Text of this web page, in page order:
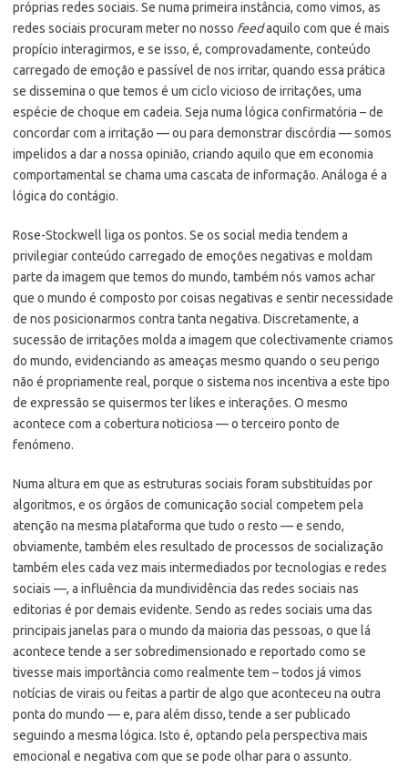
próprias redes sociais. Se numa primeira instância, como vimos, as
redes sociais procuram meter no nosso feedaquilo com que é mais
propício interagirmos, e se isso, é, comprovadamente, conteúdo
carregado de emoção e passível de nos irritar, quando essa prática
se dissemina o que temos é um ciclo vicioso de irritações, uma
espécie de choque em cadeia. Seja numa lógica confirmatória – de
concordar com a irritação — ou para demonstrar discórdia — somos
impelidos a dar a nossa opinião, criando aquilo que em economia
comportamental se chama uma cascata de informação. Análoga é a
lógica do contágio.
Rose-Stockwell liga os pontos. Se os social media tendem a
privilegiar conteúdo carregado de emoções negativas e moldam
parte da imagem que temos do mundo, também nós vamos achar
que o mundo é composto por coisas negativas e sentir necessidade
de nos posicionarmos contra tanta negativa. Discretamente, a
sucessão de irritações molda a imagem que colectivamente criamos
do mundo, evidenciando as ameaças mesmo quando o seu perigo
não é propriamente real, porque o sistema nos incentiva a este tipo
de expressão se quisermos ter likes e interações. O mesmo
acontece com a cobertura noticiosa — o terceiro ponto de
fenómeno.
Numa altura em que as estruturas sociais foram substituídas por
algoritmos, e os órgãos de comunicação social competem pela
atenção na mesma plataforma que tudo o resto — e sendo,
obviamente, também eles resultado de processos de socialização
também eles cada vez mais intermediados por tecnologias e redes
sociais —, a influência da mundividência das redes sociais nas
editorias é por demais evidente. Sendo as redes sociais uma das
principais janelas para o mundo da maioria das pessoas, o que lá
acontece tende a ser sobredimensionado e reportado como se
tivesse mais importância como realmente tem – todos já vimos
notícias de virais ou feitas a partir de algo que aconteceu na outra
ponta do mundo — e, para além disso, tende a ser publicado
seguindo a mesma lógica. Isto é, optando pela perspectiva mais
emocional e negativa com que se pode olhar para o assunto.